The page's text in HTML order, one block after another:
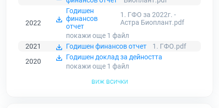
2022
Годишен
финансов
отчет
1. ГФО за 2022г. -
Астра Биоплант.pdf
покажи още 1 файл
2021
Годишен финансов отчет
1. ГФО.pdf
2020
Годишен доклад за дейността
покажи още 1 файл
виж всички